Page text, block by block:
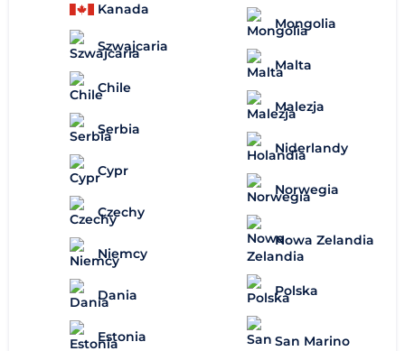
Kanada
Szwajcaria
Chile
Serbia
Cypr
Czechy
Niemcy
Dania
Estonia
Mongolia
Malta
Malezja
Niderlandy
Norwegia
Nowa Zelandia
Polska
San Marino